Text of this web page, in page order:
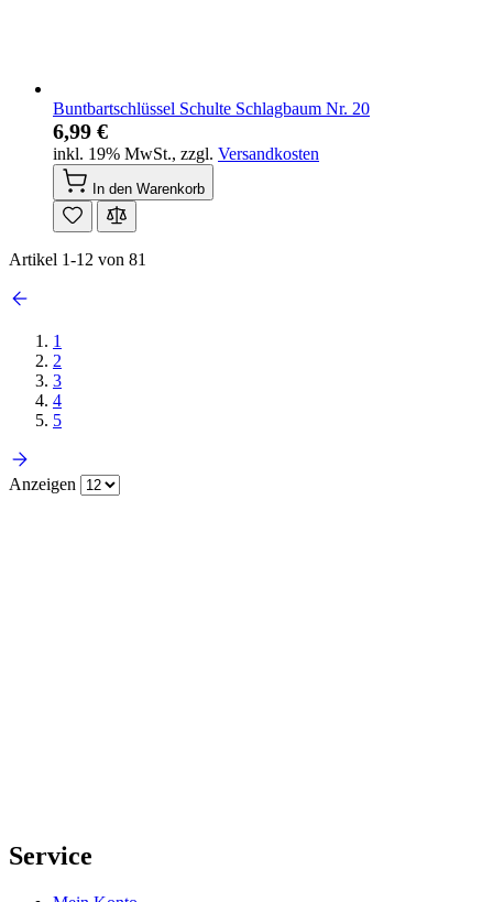
Buntbartschlüssel Schulte Schlagbaum Nr. 20
6,99 €
inkl. 19% MwSt., zzgl. Versandkosten
In den Warenkorb
Artikel 1-12 von 81
1
2
3
4
5
Anzeigen
Service